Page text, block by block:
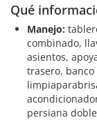
Qué
Manejo:
combinado,
asientos,
trasero,
persiana